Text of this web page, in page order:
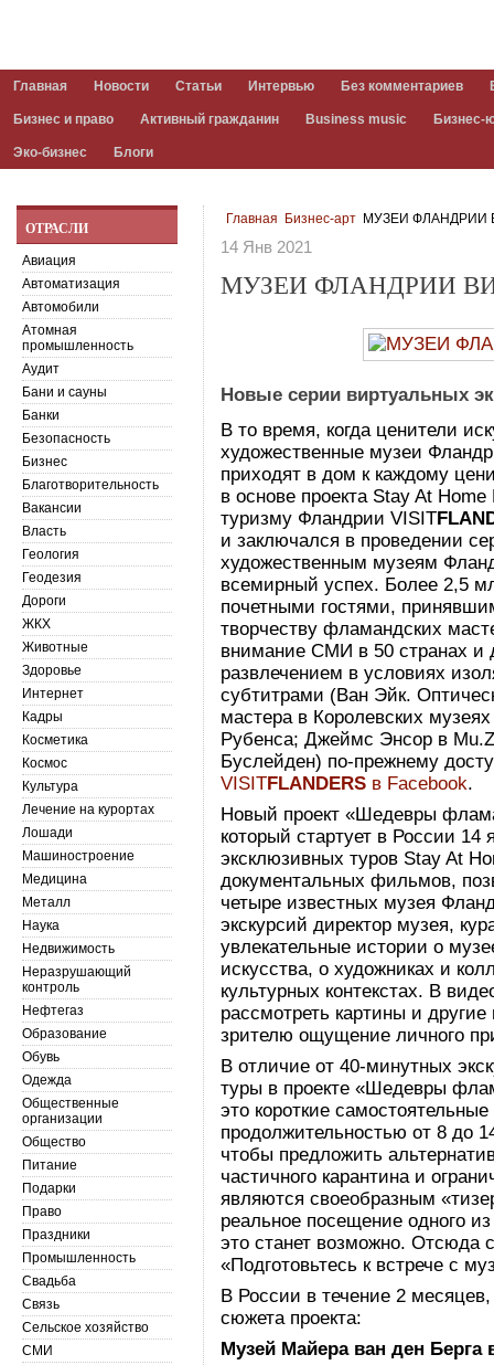
Главная Новости Статьи Интервью Без комментариев
Бизнес и право Активный гражданин Business music Бизнес-
Эко-бизнес Блоги
Главная Бизнес-арт МУЗЕИ ФЛАНДРИИ
14 Янв 2021
МУЗЕИ ФЛАНДРИИ
Новые серии виртуальных
В то время, когда ценители
художественные музеи
приходят в дом к каждому
в основе проекта Stay At
туризму Фландрии VISIT
и заключался в проведении
художественным музеям
всемирный успех. Более 2,5
почетными гостями,
творчеству фламандских
внимание СМИ в 50 странах
развлечением в условиях
субтитрами (Ван Эйк.
мастера в Королевских
Рубенса; Джеймс Энсор в
Буслейден) по-прежнему
VISITFLANDERS в Facebook.
Новый проект «Шедевры
который стартует в России 14
эксклюзивных туров Stay At
документальных фильмов,
четыре известных музея
экскурсий директор музея,
увлекательные истории о
искусства, о художниках и
культурных контекстах. В
рассмотреть картины и
зрителю ощущение личного
В отличие от 40-минутных
туры в проекте «Шедевры
это короткие
продолжительностью от 8 до
чтобы предложить
частичного карантина и
являются своеобразным
реальное посещение одного
это станет возможно. Отсюда
«Подготовьтесь к встрече с
В России в течение 2
сюжета проекта:
Музей Майера ван ден Берга
ОТРАСЛИ
Авиация
Автоматизация
Автомобили
Атомная
промышленность
Аудит
Бани и сауны
Банки
Безопасность
Бизнес
Благотворительность
Вакансии
Власть
Геология
Геодезия
Дороги
ЖКХ
Животные
Здоровье
Интернет
Кадры
Косметика
Космос
Культура
Лечение на курортах
Лошади
Машиностроение
Медицина
Металл
Наука
Недвижимость
Неразрушающий
контроль
Нефтегаз
Образование
Обувь
Одежда
Общественные
организации
Общество
Питание
Подарки
Право
Праздники
Промышленность
Свадьба
Связь
Сельское хозяйство
СМИ